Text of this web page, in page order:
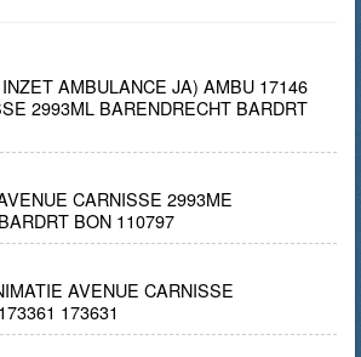
AMBULANCE JA) AMBU 17146
2993ML BARENDRECHT BARDRT
CARNISSE 2993ME
BON 110797
AVENUE CARNISSE
173631